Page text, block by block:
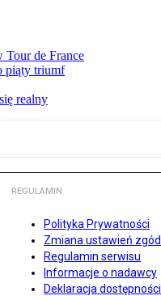
Tour de France
piąty triumf
realny
REGULAMIN
Polityka Prywatności
Zmiana ustawień zgód
Regulamin serwisu
Informacje o nadawcy
Deklaracja dostępności